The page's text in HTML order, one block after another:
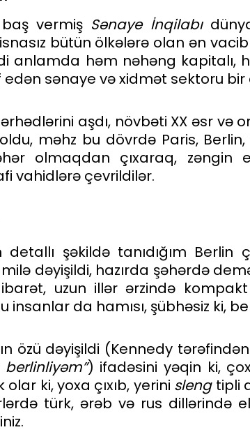
vermiş Sənayeİnqilabı
bütün ölkələrə olan ən
anlamda həm nəhəng kapitalı,
sənaye və xidmət sektoru bir
aşdı, növbəti XX əsr və
məhz bu dövrdə Paris,
olmaqdan çıxaraq, zəngin
vahidlərə çevrildilər.
detallı şəkildə tanıdığım
dəyişildi, hazırda şəhərdə
uzun illər ərzində
da hamısı, şübhəsiz ki,
özü dəyişildi (Kennedy
berlinliyəm”) ifadəsini yəqin ki,
ki, yoxa çıxıb, yerini slengtipli
türk, ərəb və rus dillərində